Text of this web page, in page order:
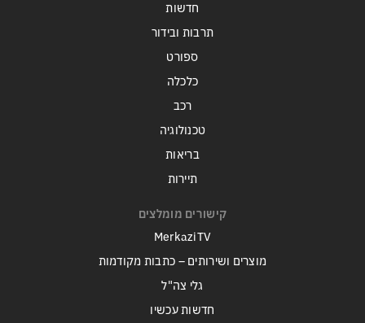
חדשות
תרבות ובידור
ספורט
כלכלה
רכב
טכנולוגיה
בריאות
תיירות
קישורים מומלצים
MerkaziTV
מוצרים ושירותים – כתבות מקודמות
גלי צה"ל
חדשות עכשיו